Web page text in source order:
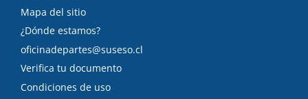
Mapa del sitio
¿Dónde estamos?
oficinadepartes@suseso.cl
Verifica tu documento
Condiciones de uso